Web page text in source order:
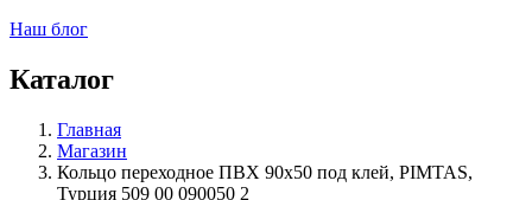
Наш блог
Каталог
Главная
Магазин
Кольцо переходное ПВХ 90х50 под клей, PIMTAS,
Турция 509 00 090050 2